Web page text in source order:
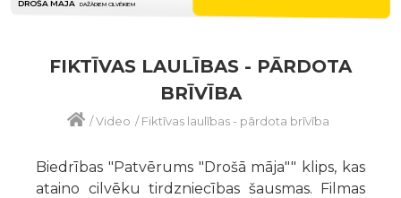
DROŠĀ MĀJA DAŽĀDIEM CILVĒKIEM
FIKTĪVAS LAULĪBAS - PĀRDOTA
BRĪVĪBA
/Video /Fiktīvas laulības - pārdota brīvība
Biedrības "Patvērums "Drošā māja"" klips, kas
ataino cilvēku tirdzniecības šausmas. Filmas